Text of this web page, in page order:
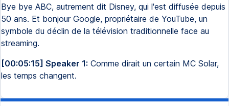
Bye bye ABC, autrement dit Disney, qui l'est diffusée depuis
50 ans. Et bonjour Google, propriétaire de YouTube, un
symbole du déclin de la télévision traditionnelle face au
streaming.
[00:05:15] Speaker 1: Comme dirait un certain MC Solar,
les temps changent.